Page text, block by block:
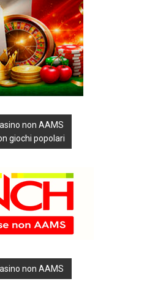
non AAMS
giochi popolari
non AAMS